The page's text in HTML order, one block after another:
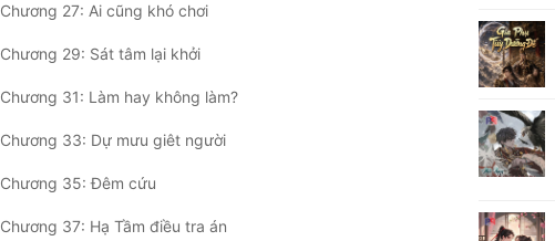
Chương 27: Ai cũng khó chơi
Chương 29: Sát tâm lại khởi
Chương 31: Làm hay không làm?
Chương 33: Dự mưu giêt người
Chương 35: Đêm cứu
Chương 37: Hạ Tầm điều tra án